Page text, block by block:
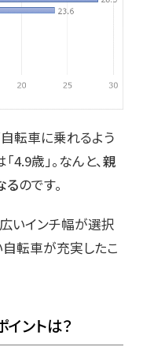
転車に乗れるよう
歳」。なんと、親
るのです。
いインチ幅が選択
自転車が充実したこ
ントは？